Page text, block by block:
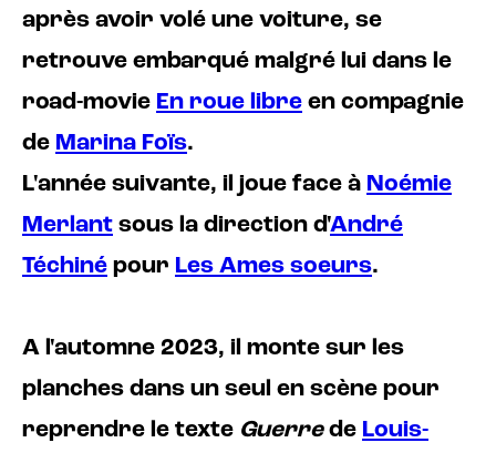
après avoir volé une voiture, se
retrouve embarqué malgré lui dans le
road-movie En roue libre en compagnie
de Marina Foïs.
L'année suivante, il joue face à Noémie
Merlant sous la direction d'André
Téchiné pour Les Ames soeurs.
A l'automne 2023, il monte sur les
planches dans un seul en scène pour
reprendre le texte Guerrede Louis-